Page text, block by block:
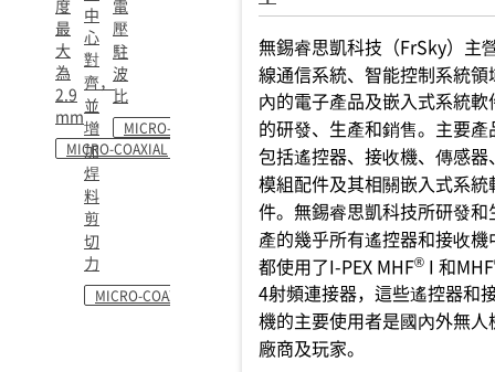
度
最
大
為
2.9
mm
MICRO-COAXIAL
中
心
對
齊，
並
增
加
焊
料
剪
切
力
MICRO-COAXIAL
電
壓
駐
波
比
MICRO-COAXIAL
無錫睿思凱科技（FrSky）主
線通信系統、智能控制系統領
內的電子產品及嵌入式系統軟
的研發、生產和銷售。主要產
包括遙控器、接收機、傳感器
模組配件及其相關嵌入式系統
件。無錫睿思凱科技所研發和
產的幾乎所有遙控器和接收機
都使用了I-PEX MHF® I 和MHF
4射頻連接器，這些遙控器和
機的主要使用者是國內外無人
廠商及玩家。